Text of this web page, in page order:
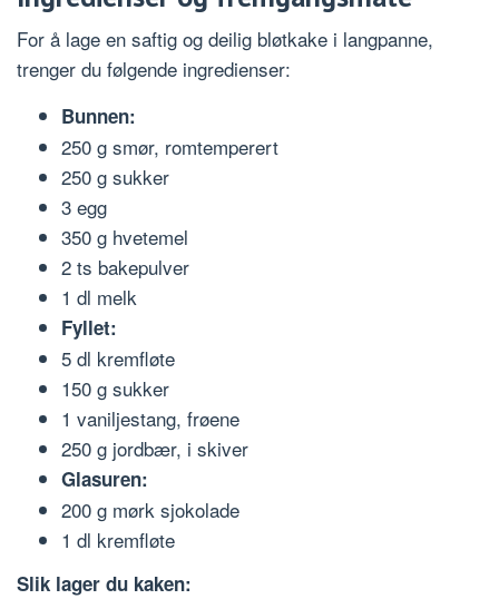
For å lage en saftig og deilig bløtkake i langpanne,
trenger du følgende ingredienser:
Bunnen:
250 g smør, romtemperert
250 g sukker
3 egg
350 g hvetemel
2 ts bakepulver
1 dl melk
Fyllet:
5 dl kremfløte
150 g sukker
1 vaniljestang, frøene
250 g jordbær, i skiver
Glasuren:
200 g mørk sjokolade
1 dl kremfløte
Slik lager du kaken: